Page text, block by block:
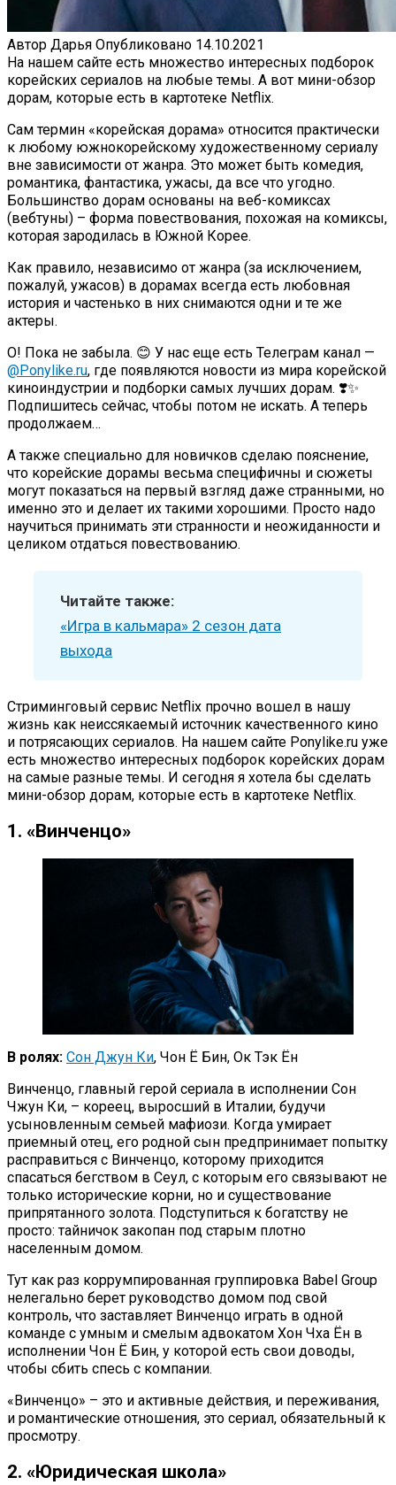
Автор Дарья Опубликовано 14.10.2021
На нашем сайте есть множество интересных подборок
корейских сериалов на любые темы. А вот мини-обзор
дорам, которые есть в картотеке Netflix.
Сам термин «корейская дорама» относится практически
к любому южнокорейскому художественному сериалу
вне зависимости от жанра. Это может быть комедия,
романтика, фантастика, ужасы, да все что угодно.
Большинство дорам основаны на веб-комиксах
(вебтуны) – форма повествования, похожая на комиксы,
которая зародилась в Южной Корее.
Как правило, независимо от жанра (за исключением,
пожалуй, ужасов) в дорамах всегда есть любовная
история и частенько в них снимаются одни и те же
актеры.
О! Пока не забыла. 😊 У нас еще есть Телеграм канал —
@Ponylike.ru, где появляются новости из мира корейской
киноиндустрии и подборки самых лучших дорам. ❣️✨
Подпишитесь сейчас, чтобы потом не искать. А теперь
продолжаем…
А также специально для новичков сделаю пояснение,
что корейские дорамы весьма специфичны и сюжеты
могут показаться на первый взгляд даже странными, но
именно это и делает их такими хорошими. Просто надо
научиться принимать эти странности и неожиданности и
целиком отдаться повествованию.
Читайте также:
«Игра в кальмара» 2 сезон дата
выхода
Стриминговый сервис Netflix прочно вошел в нашу
жизнь как неиссякаемый источник качественного кино
и потрясающих сериалов. На нашем сайте Ponylike.ru уже
есть множество интересных подборок корейских дорам
на самые разные темы. И сегодня я хотела бы сделать
мини-обзор дорам, которые есть в картотеке Netflix.
1. «Винченцо»
В ролях: Сон Джун Ки, Чон Ё Бин, Ок Тэк Ён
Винченцо, главный герой сериала в исполнении Сон
Чжун Ки, – кореец, выросший в Италии, будучи
усыновленным семьей мафиози. Когда умирает
приемный отец, его родной сын предпринимает попытку
расправиться с Винченцо, которому приходится
спасаться бегством в Сеул, с которым его связывают не
только исторические корни, но и существование
припрятанного золота. Подступиться к богатству не
просто: тайничок закопан под старым плотно
населенным домом.
Тут как раз коррумпированная группировка Babel Group
нелегально берет руководство домом под свой
контроль, что заставляет Винченцо играть в одной
команде с умным и смелым адвокатом Хон Чха Ён в
исполнении Чон Ё Бин, у которой есть свои доводы,
чтобы сбить спесь с компании.
«Винченцо» – это и активные действия, и переживания,
и романтические отношения, это сериал, обязательный к
просмотру.
2. «Юридическая школа»